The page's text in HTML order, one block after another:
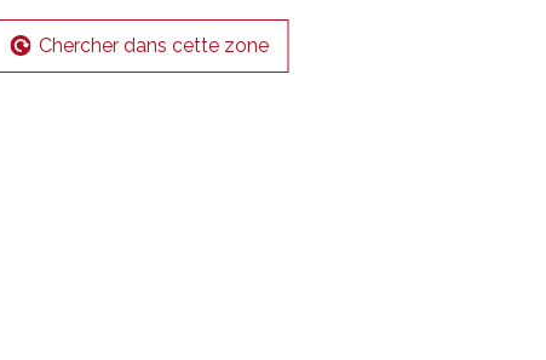
Chercher dans cette zone